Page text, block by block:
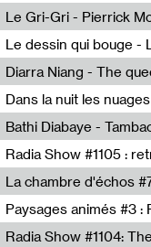
Pierrick Mouton
Le Gri-Gri - Pierrick
Pierrick Mouton
Le dessin qui bouge -
Louise Guégan
Diarra Niang - The
Pierrick Mouton,Diarra
Théo Robine-
Pierrick Mouton,Bathi
Radia Show #1105 :
Soundart Radio
La chambre d'échos
Revue Les
Anne Simon
Radia Show #1104: